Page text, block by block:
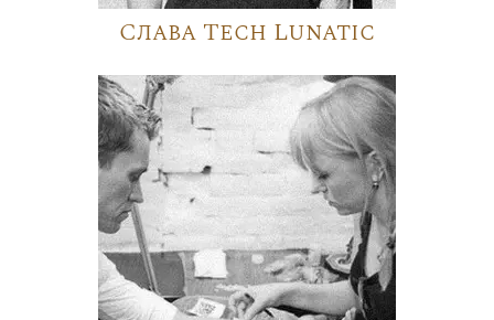
Слава Tech Lunatic